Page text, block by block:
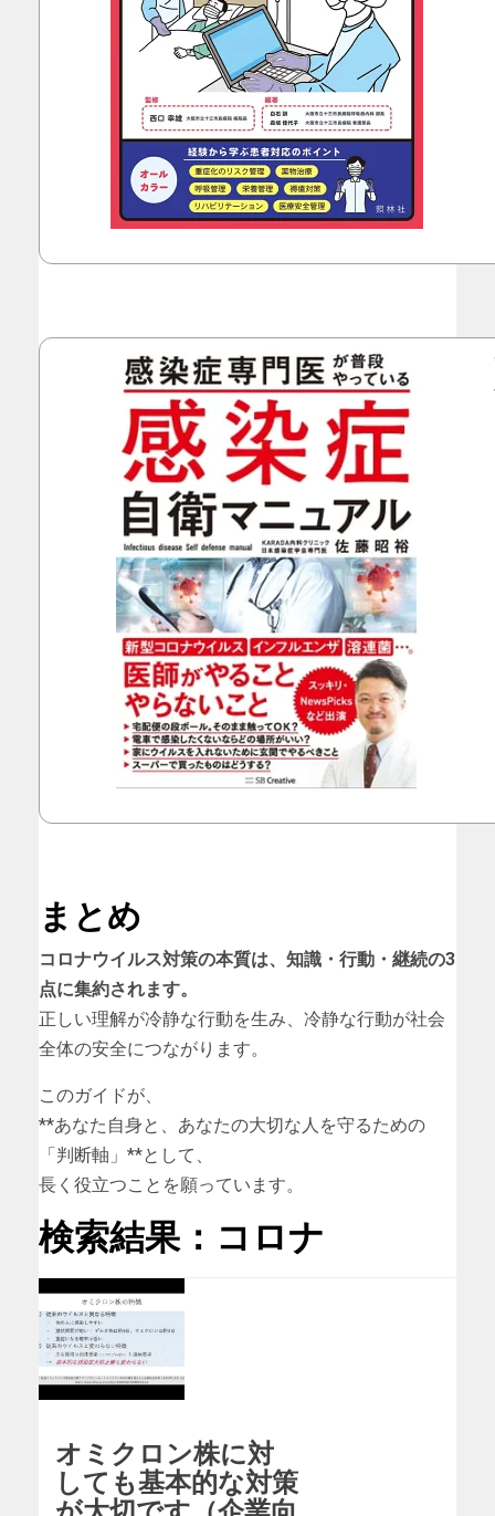
まとめ
コロナウイルス対策の本質は、知識・行動・継続の3
点に集約されます。
正しい理解が冷静な行動を生み、冷静な行動が社会
全体の安全につながります。
このガイドが、
**あなた自身と、あなたの大切な人を守るための
「判断軸」**として、
長く役立つことを願っています。
検索結果：コロナ
オミクロン株に対
しても基本的な対策